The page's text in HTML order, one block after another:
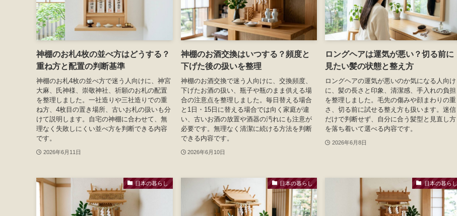
神棚のお札4枚の並べ方はどうする？
重ね方と配置の判断基準
神棚のお札4枚の並べ方で迷う人向けに、神宮
大麻、氏神様、崇敬神社、祈願のお札の配置
を整理しました。一社造りや三社造りでの重
ね方、4枚目の置き場所、古いお札の扱いも分
けて説明します。自宅の神棚に合わせて、無
理なく失敗しにくい並べ方を判断できる内容
です。
2026年6月11日
神棚のお酒交換はいつする？頻度と
下げた後の扱いを整理
神棚のお酒交換で迷う人向けに、交換頻度、
下げたお酒の扱い、瓶子や瓶のまま供える場
合の注意点を整理しました。毎日替える場合
と1日・15日に替える場合では向く家庭が違
い、古いお酒の放置や酒器の汚れにも注意が
必要です。無理なく清潔に続ける方法を判断
できる内容です。
2026年6月10日
ロングヘアは運気が悪い？切る前に
見たい髪の状態と整え方
ロングヘアの運気が悪いのか気になる人向け
に、髪の長さと印象、清潔感、手入れの負担
を整理しました。毛先の傷みや顔まわりの重
さ、切る前に試せる整え方も扱います。迷信
だけで判断せず、自分に合う髪型と見直し方
を落ち着いて選べる内容です。
2026年6月8日
日本の暮らし 日本の暮らし 日本の暮らし